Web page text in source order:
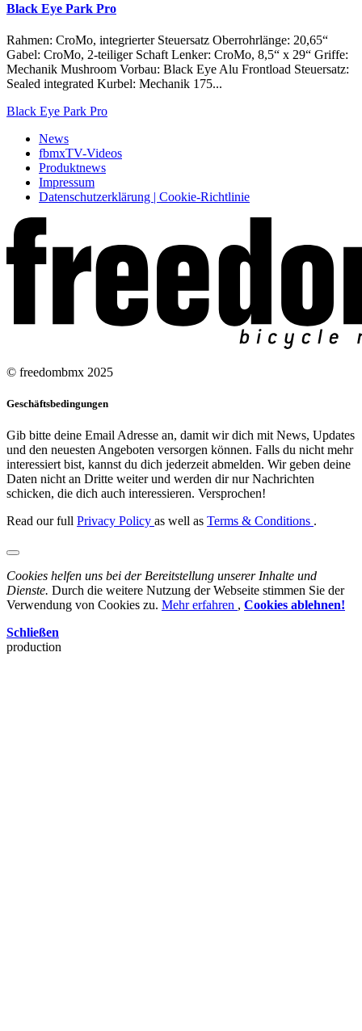
Black Eye Park Pro
Rahmen: CroMo, integrierter Steuersatz Oberrohrlänge: 20,65“
Gabel: CroMo, 2-teiliger Schaft Lenker: CroMo, 8,5“ x 29“ Griffe:
Mechanik Mushroom Vorbau: Black Eye Alu Frontload Steuersatz:
Sealed integrated Kurbel: Mechanik 175...
Black Eye Park Pro
News
fbmxTV-Videos
Produktnews
Impressum
Datenschutzerklärung | Cookie-Richtlinie
© freedombmx 2025
Geschäftsbedingungen
Gib bitte deine Email Adresse an, damit wir dich mit News, Updates
und den neuesten Angeboten versorgen können. Falls du nicht mehr
interessiert bist, kannst du dich jederzeit abmelden. Wir geben deine
Daten nicht an Dritte weiter und werden dir nur Nachrichten
schicken, die dich auch interessieren. Versprochen!
Read our full Privacy Policy as well as Terms & Conditions .
Cookies helfen uns bei der Bereitstellung unserer Inhalte und
Dienste. Durch die weitere Nutzung der Webseite stimmen Sie der
Verwendung von Cookies zu. Mehr erfahren , Cookies ablehnen!
Schließen
production